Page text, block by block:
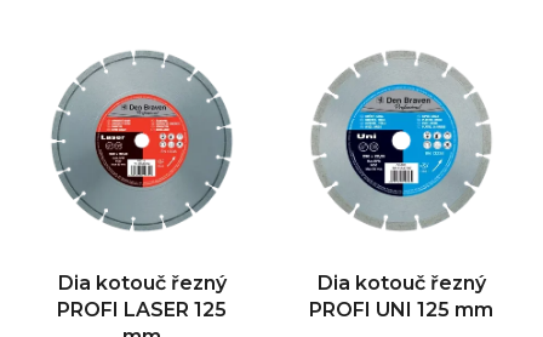
Dia kotouč řezný
PROFI LASER 125
Dia kotouč řezný
PROFI UNI 125 mm